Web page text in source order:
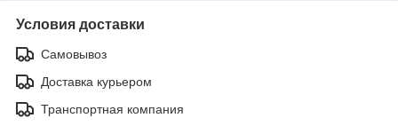
Условия доставки
Самовывоз
Доставка курьером
Транспортная компания